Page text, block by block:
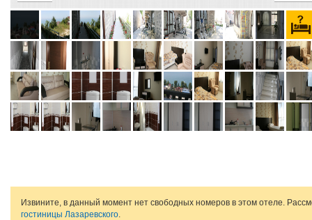
Извините, в данный момент нет свободных номеров в этом отеле.
гостиницы Лазаревского.